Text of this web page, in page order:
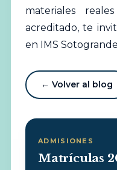
materiales
acreditado, te
en IMS Sotogrande
← Volver al blog
ADMISIONES
Matrículas